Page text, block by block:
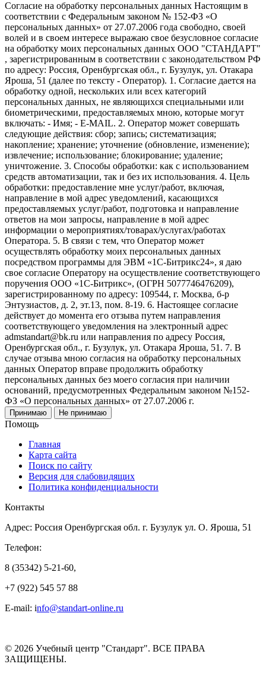
Согласие на обработку персональных данных Настоящим в
соответствии с Федеральным законом № 152-ФЗ «О
персональных данных» от 27.07.2006 года свободно, своей
волей и в своем интересе выражаю свое безусловное согласие
на обработку моих персональных данных ООО "СТАНДАРТ"
, зарегистрированным в соответствии с законодательством РФ
по адресу: Россия, Оренбургская обл., г. Бузулук, ул. Отакара
Яроша, 51 (далее по тексту - Оператор). 1. Согласие дается на
обработку одной, нескольких или всех категорий
персональных данных, не являющихся специальными или
биометрическими, предоставляемых мною, которые могут
включать: - Имя; - E-MAIL. 2. Оператор может совершать
следующие действия: сбор; запись; систематизация;
накопление; хранение; уточнение (обновление, изменение);
извлечение; использование; блокирование; удаление;
уничтожение. 3. Способы обработки: как с использованием
средств автоматизации, так и без их использования. 4. Цель
обработки: предоставление мне услуг/работ, включая,
направление в мой адрес уведомлений, касающихся
предоставляемых услуг/работ, подготовка и направление
ответов на мои запросы, направление в мой адрес
информации о мероприятиях/товарах/услугах/работах
Оператора. 5. В связи с тем, что Оператор может
осуществлять обработку моих персональных данных
посредством программы для ЭВМ «1С-Битрикс24», я даю
свое согласие Оператору на осуществление соответствующего
поручения ООО «1С-Битрикс», (ОГРН 5077746476209),
зарегистрированному по адресу: 109544, г. Москва, б-р
Энтузиастов, д. 2, эт.13, пом. 8-19. 6. Настоящее согласие
действует до момента его отзыва путем направления
соответствующего уведомления на электронный адрес
admstandart@bk.ru или направления по адресу Россия,
Оренбургская обл., г. Бузулук, ул. Отакара Яроша, 51. 7. В
случае отзыва мною согласия на обработку персональных
данных Оператор вправе продолжить обработку
персональных данных без моего согласия при наличии
оснований, предусмотренных Федеральным законом №152-
ФЗ «О персональных данных» от 27.07.2006 г.
Принимаю Не принимаю
Помощь
Главная
Карта сайта
Поиск по сайту
Версия для слабовидящих
Политика конфиденциальности
Контакты
Адрес: Россия Оренбургская обл. г. Бузулук ул. О. Яроша, 51
Телефон:
8 (35342) 5-21-60,
+7 (922) 545 57 88
E-mail: info@standart-online.ru
© 2026 Учебный центр "Стандарт". ВСЕ ПРАВА
ЗАЩИЩЕНЫ.